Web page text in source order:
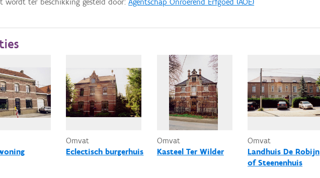
Omvat
Eclectisch burgerhuis
Omvat
Kasteel Ter Wilder
Omvat
Landhuis De Robijn
of Steenenhuis